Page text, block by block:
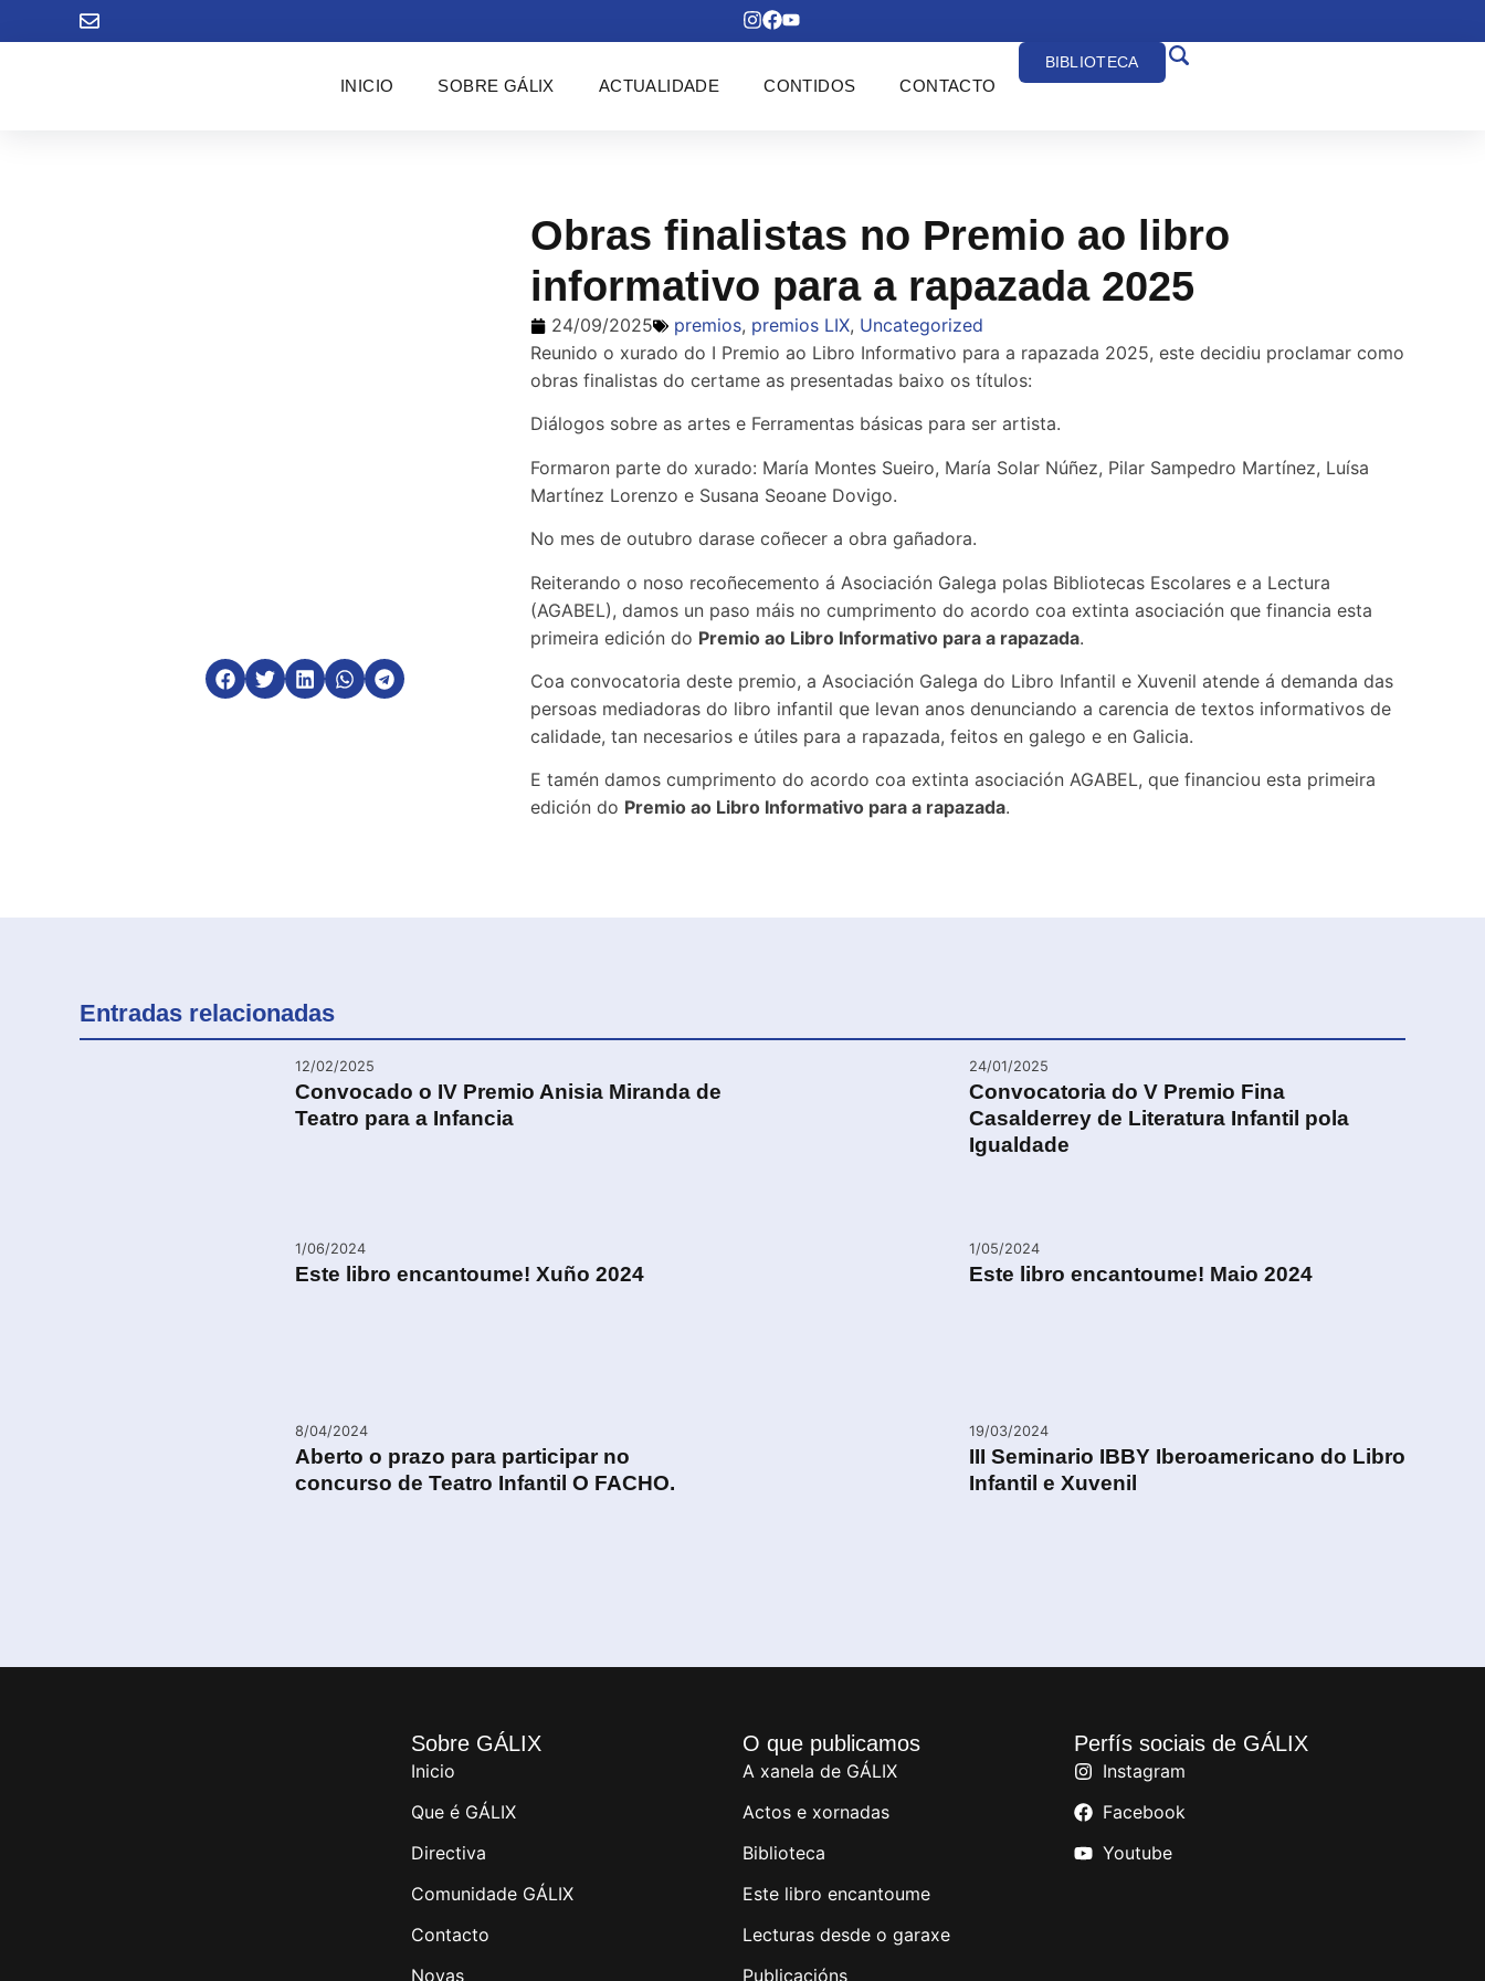
INICIO SOBRE GÁLIX ACTUALIDADE CONTIDOS CONTACTO
BIBLIOTECA
Obras finalistas no Premio ao libro
informativo para a rapazada 2025
24/09/2025 premios, premios LIX, Uncategorized
Reunido o xurado do I Premio ao Libro Informativo para a rapazada 2025, este decidiu proclamar como
obras finalistas do certame as presentadas baixo os títulos:
Diálogos sobre as artes e Ferramentas básicas para ser artista.
Formaron parte do xurado: María Montes Sueiro, María Solar Núñez, Pilar Sampedro Martínez, Luísa
Martínez Lorenzo e Susana Seoane Dovigo.
No mes de outubro darase coñecer a obra gañadora.
Reiterando o noso recoñecemento á Asociación Galega polas Bibliotecas Escolares e a Lectura
(AGABEL), damos un paso máis no cumprimento do acordo coa extinta asociación que financia esta
primeira edición do Premio ao Libro Informativo para a rapazada.
Coa convocatoria deste premio, a Asociación Galega do Libro Infantil e Xuvenil atende á demanda das
persoas mediadoras do libro infantil que levan anos denunciando a carencia de textos informativos de
calidade, tan necesarios e útiles para a rapazada, feitos en galego e en Galicia.
E tamén damos cumprimento do acordo coa extinta asociación AGABEL, que financiou esta primeira
edición do Premio ao Libro Informativo para a rapazada.
Entradas relacionadas
12/02/2025
Convocado o IV Premio Anisia Miranda de
Teatro para a Infancia
24/01/2025
Convocatoria do V Premio Fina
Casalderrey de Literatura Infantil pola
Igualdade
1/06/2024
Este libro encantoume! Xuño 2024
1/05/2024
Este libro encantoume! Maio 2024
8/04/2024
Aberto o prazo para participar no
concurso de Teatro Infantil O FACHO.
19/03/2024
III Seminario IBBY Iberoamericano do Libro
Infantil e Xuvenil
Sobre GÁLIX
Inicio
Que é GÁLIX
Directiva
Comunidade GÁLIX
Contacto
Novas
O que publicamos
A xanela de GÁLIX
Actos e xornadas
Biblioteca
Este libro encantoume
Lecturas desde o garaxe
Publicacións
Perfís sociais de GÁLIX
Instagram
Facebook
Youtube